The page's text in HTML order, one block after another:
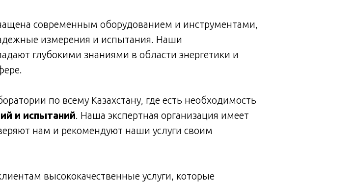
современным оборудованием и инструментами,
измерения и испытания. Наши
глубокими знаниями в области энергетики и
по всему Казахстану, где есть необходимость
и испытаний. Наша экспертная организация имеет
нам и рекомендуют наши услуги своим
высококачественные услуги, которые